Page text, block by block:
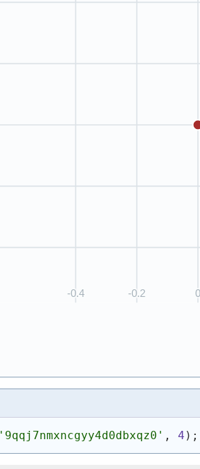
'9qqj7nmxncgyy4d0dbxqz0' , 4 ) ;